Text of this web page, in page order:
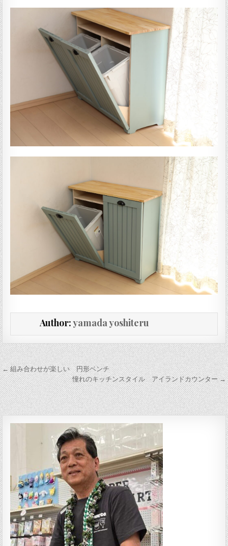
Author:yamada yoshiteru
投稿ナビゲーション
← 組み合わせが楽しい 円形ベンチ
憧れのキッチンスタイル アイランドカウンター →